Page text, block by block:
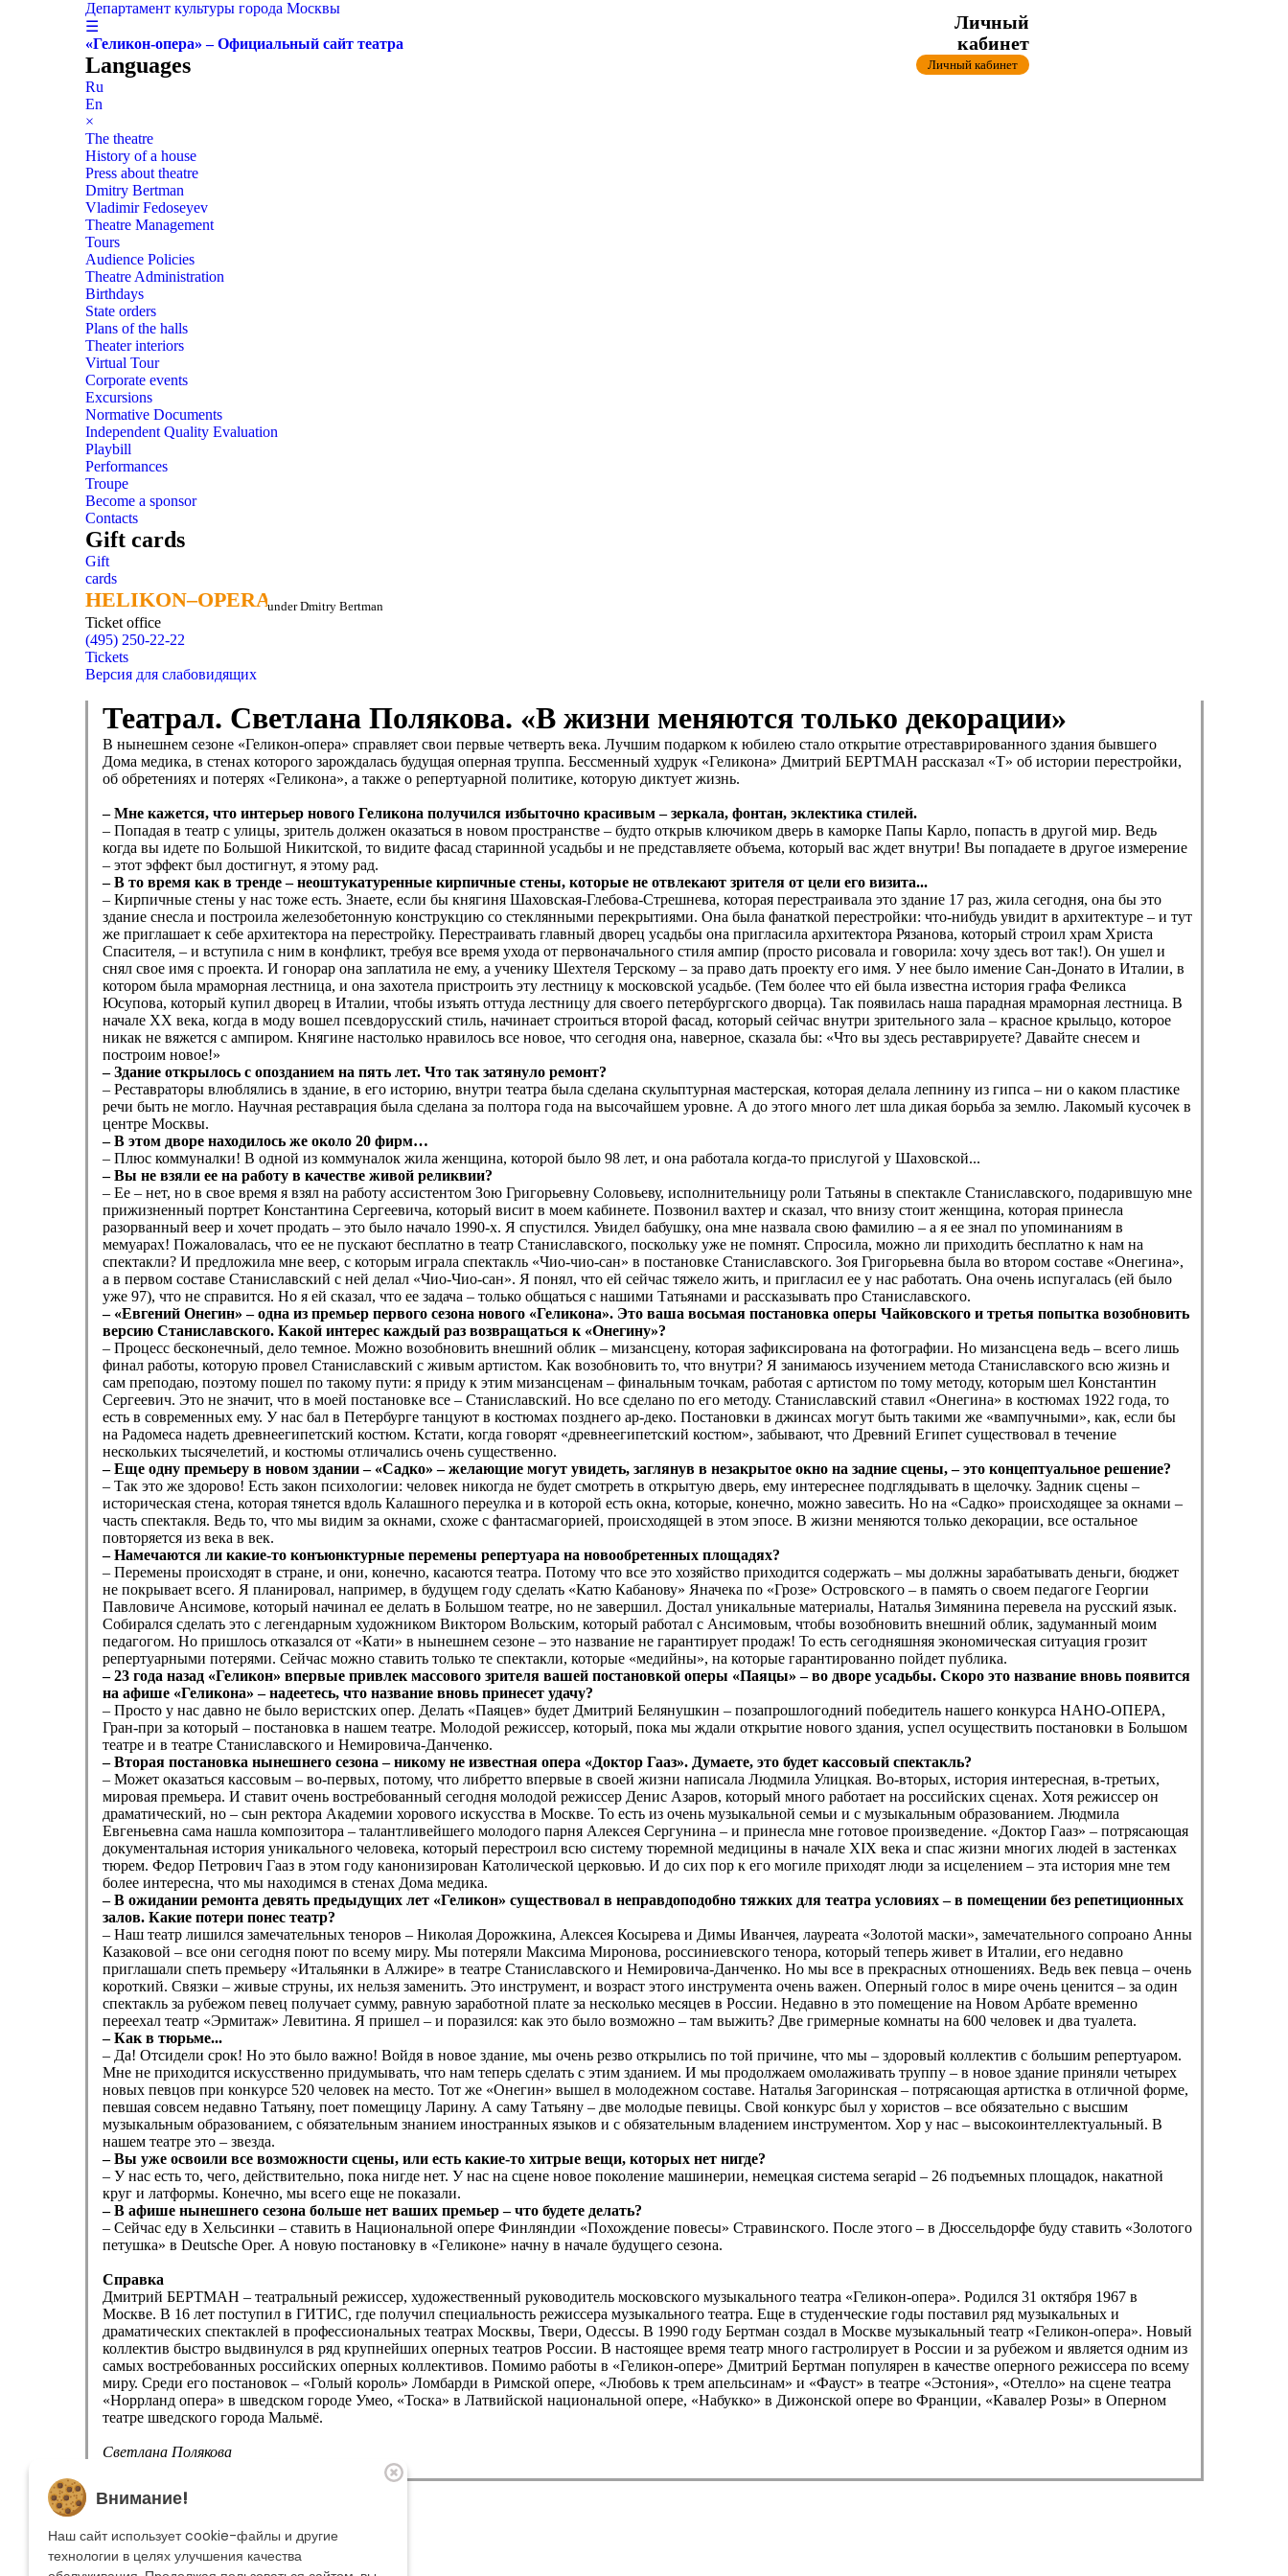
Департамент культуры города Москвы
☰
«Геликон-опера» – Официальный сайт театра
Languages
Ru
En
×
The theatre
History of a house
Press about theatre
Dmitry Bertman
Vladimir Fedoseyev
Theatre Management
Tours
Audience Policies
Theatre Administration
Birthdays
State orders
Plans of the halls
Theater interiors
Virtual Tour
Corporate events
Excursions
Normative Documents
Independent Quality Evaluation
Playbill
Performances
Troupe
Become a sponsor
Contacts
Gift cards
Gift
cards
HELIKON–OPERA
HELIKON–OPERAunder Dmitry Bertman
Ticket office
(495) 250-22-22
Личный
кабинет
Личный кабинет
Tickets
Версия для слабовидящих
Театрал. Светлана Полякова. «В жизни меняются только декорации»
В нынешнем сезоне «Геликон-опера» справляет свои первые четверть века. Лучшим подарком к юбилею стало открытие отреставрированного здания бывшего
Дома медика, в стенах которого зарождалась будущая оперная труппа. Бессменный худрук «Геликона» Дмитрий БЕРТМАН рассказал «Т» об истории перестройки,
об обретениях и потерях «Геликона», а также о репертуарной политике, которую диктует жизнь.
– Мне кажется, что интерьер нового Геликона получился избыточно красивым – зеркала, фонтан, эклектика стилей.
– Попадая в театр с улицы, зритель должен оказаться в новом пространстве – будто открыв ключиком дверь в каморке Папы Карло, попасть в другой мир. Ведь
когда вы идете по Большой Никитской, то видите фасад старинной усадьбы и не представляете объема, который вас ждет внутри! Вы попадаете в другое измерение
– этот эффект был достигнут, я этому рад.
– В то время как в тренде – неоштукатуренные кирпичные стены, которые не отвлекают зрителя от цели его визита...
– Кирпичные стены у нас тоже есть. Знаете, если бы княгиня Шаховская-Глебова-Стрешнева, которая перестраивала это здание 17 раз, жила сегодня, она бы это
здание снесла и построила железобетонную конструкцию со стеклянными перекрытиями. Она была фанаткой перестройки: что-нибудь увидит в архитектуре – и тут
же приглашает к себе архитектора на перестройку. Перестраивать главный дворец усадьбы она пригласила архитектора Рязанова, который строил храм Христа
Спасителя, – и вступила с ним в конфликт, требуя все время ухода от первоначального стиля ампир (просто рисовала и говорила: хочу здесь вот так!). Он ушел и
снял свое имя с проекта. И гонорар она заплатила не ему, а ученику Шехтеля Терскому – за право дать проекту его имя. У нее было имение Сан-Донато в Италии, в
котором была мраморная лестница, и она захотела пристроить эту лестницу к московской усадьбе. (Тем более что ей была известна история графа Феликса
Юсупова, который купил дворец в Италии, чтобы изъять оттуда лестницу для своего петербургского дворца). Так появилась наша парадная мраморная лестница. В
начале ХХ века, когда в моду вошел псевдорусский стиль, начинает строиться второй фасад, который сейчас внутри зрительного зала – красное крыльцо, которое
никак не вяжется с ампиром. Княгине настолько нравилось все новое, что сегодня она, наверное, сказала бы: «Что вы здесь реставрируете? Давайте снесем и
построим новое!»
– Здание открылось с опозданием на пять лет. Что так затянуло ремонт?
– Реставраторы влюблялись в здание, в его историю, внутри театра была сделана скульптурная мастерская, которая делала лепнину из гипса – ни о каком пластике
речи быть не могло. Научная реставрация была сделана за полтора года на высочайшем уровне. А до этого много лет шла дикая борьба за землю. Лакомый кусочек в
центре Москвы.
– В этом дворе находилось же около 20 фирм…
– Плюс коммуналки! В одной из коммуналок жила женщина, которой было 98 лет, и она работала когда-то прислугой у Шаховской...
– Вы не взяли ее на работу в качестве живой реликвии?
– Ее – нет, но в свое время я взял на работу ассистентом Зою Григорьевну Соловьеву, исполнительницу роли Татьяны в спектакле Станиславского, подарившую мне
прижизненный портрет Константина Сергеевича, который висит в моем кабинете. Позвонил вахтер и сказал, что внизу стоит женщина, которая принесла
разорванный веер и хочет продать – это было начало 1990-х. Я спустился. Увидел бабушку, она мне назвала свою фамилию – а я ее знал по упоминаниям в
мемуарах! Пожаловалась, что ее не пускают бесплатно в театр Станиславского, поскольку уже не помнят. Спросила, можно ли приходить бесплатно к нам на
спектакли? И предложила мне веер, с которым играла спектакль «Чио-чио-сан» в постановке Станиславского. Зоя Григорьевна была во втором составе «Онегина»,
а в первом составе Станиславский с ней делал «Чио-Чио-сан». Я понял, что ей сейчас тяжело жить, и пригласил ее у нас работать. Она очень испугалась (ей было
уже 97), что не справится. Но я ей сказал, что ее задача – только общаться с нашими Татьянами и рассказывать про Станиславского.
– «Евгений Онегин» – одна из премьер первого сезона нового «Геликона». Это ваша восьмая постановка оперы Чайковского и третья попытка возобновить
версию Станиславского. Какой интерес каждый раз возвращаться к «Онегину»?
– Процесс бесконечный, дело темное. Можно возобновить внешний облик – мизансцену, которая зафиксирована на фотографии. Но мизансцена ведь – всего лишь
финал работы, которую провел Станиславский с живым артистом. Как возобновить то, что внутри? Я занимаюсь изучением метода Станиславского всю жизнь и
сам преподаю, поэтому пошел по такому пути: я приду к этим мизансценам – финальным точкам, работая с артистом по тому методу, которым шел Константин
Сергеевич. Это не значит, что в моей постановке все – Станиславский. Но все сделано по его методу. Станиславский ставил «Онегина» в костюмах 1922 года, то
есть в современных ему. У нас бал в Петербурге танцуют в костюмах позднего ар-деко. Постановки в джинсах могут быть такими же «вампучными», как, если бы
на Радомеса надеть древнеегипетский костюм. Кстати, когда говорят «древнеегипетский костюм», забывают, что Древний Египет существовал в течение
нескольких тысячелетий, и костюмы отличались очень существенно.
– Еще одну премьеру в новом здании – «Садко» – желающие могут увидеть, заглянув в незакрытое окно на задние сцены, – это концептуальное решение?
– Так это же здорово! Есть закон психологии: человек никогда не будет смотреть в открытую дверь, ему интереснее подглядывать в щелочку. Задник сцены –
историческая стена, которая тянется вдоль Калашного переулка и в которой есть окна, которые, конечно, можно завесить. Но на «Садко» происходящее за окнами –
часть спектакля. Ведь то, что мы видим за окнами, схоже с фантасмагорией, происходящей в этом эпосе. В жизни меняются только декорации, все остальное
повторяется из века в век.
– Намечаются ли какие-то конъюнктурные перемены репертуара на новообретенных площадях?
– Перемены происходят в стране, и они, конечно, касаются театра. Потому что все это хозяйство приходится содержать – мы должны зарабатывать деньги, бюджет
не покрывает всего. Я планировал, например, в будущем году сделать «Катю Кабанову» Яначека по «Грозе» Островского – в память о своем педагоге Георгии
Павловиче Ансимове, который начинал ее делать в Большом театре, но не завершил. Достал уникальные материалы, Наталья Зимянина перевела на русский язык.
Собирался сделать это с легендарным художником Виктором Вольским, который работал с Ансимовым, чтобы возобновить внешний облик, задуманный моим
педагогом. Но пришлось отказался от «Кати» в нынешнем сезоне – это название не гарантирует продаж! То есть сегодняшняя экономическая ситуация грозит
репертуарными потерями. Сейчас можно ставить только те спектакли, которые «медийны», на которые гарантированно пойдет публика.
– 23 года назад «Геликон» впервые привлек массового зрителя вашей постановкой оперы «Паяцы» – во дворе усадьбы. Скоро это название вновь появится
на афише «Геликона» – надеетесь, что название вновь принесет удачу?
– Просто у нас давно не было веристских опер. Делать «Паяцев» будет Дмитрий Белянушкин – позапрошлогодний победитель нашего конкурса НАНО-ОПЕРА,
Гран-при за который – постановка в нашем театре. Молодой режиссер, который, пока мы ждали открытие нового здания, успел осуществить постановки в Большом
театре и в театре Станиславского и Немировича-Данченко.
– Вторая постановка нынешнего сезона – никому не известная опера «Доктор Гааз». Думаете, это будет кассовый спектакль?
– Может оказаться кассовым – во-первых, потому, что либретто впервые в своей жизни написала Людмила Улицкая. Во-вторых, история интересная, в-третьих,
мировая премьера. И ставит очень востребованный сегодня молодой режиссер Денис Азаров, который много работает на российских сценах. Хотя режиссер он
драматический, но – сын ректора Академии хорового искусства в Москве. То есть из очень музыкальной семьи и с музыкальным образованием. Людмила
Евгеньевна сама нашла композитора – талантливейшего молодого парня Алексея Сергунина – и принесла мне готовое произведение. «Доктор Гааз» – потрясающая
документальная история уникального человека, который перестроил всю систему тюремной медицины в начале XIX века и спас жизни многих людей в застенках
тюрем. Федор Петрович Гааз в этом году канонизирован Католической церковью. И до сих пор к его могиле приходят люди за исцелением – эта история мне тем
более интересна, что мы находимся в стенах Дома медика.
– В ожидании ремонта девять предыдущих лет «Геликон» существовал в неправдоподобно тяжких для театра условиях – в помещении без репетиционных
залов. Какие потери понес театр?
– Наш театр лишился замечательных теноров – Николая Дорожкина, Алексея Косырева и Димы Иванчея, лауреата «Золотой маски», замечательного сопроано Анны
Казаковой – все они сегодня поют по всему миру. Мы потеряли Максима Миронова, россиниевского тенора, который теперь живет в Италии, его недавно
приглашали спеть премьеру «Итальянки в Алжире» в театре Станиславского и Немировича-Данченко. Но мы все в прекрасных отношениях. Ведь век певца – очень
короткий. Связки – живые струны, их нельзя заменить. Это инструмент, и возраст этого инструмента очень важен. Оперный голос в мире очень ценится – за один
спектакль за рубежом певец получает сумму, равную заработной плате за несколько месяцев в России. Недавно в это помещение на Новом Арбате временно
переехал театр «Эрмитаж» Левитина. Я пришел – и поразился: как это было возможно – там выжить? Две гримерные комнаты на 600 человек и два туалета.
– Как в тюрьме...
– Да! Отсидели срок! Но это было важно! Войдя в новое здание, мы очень резво открылись по той причине, что мы – здоровый коллектив с большим репертуаром.
Мне не приходится искусственно придумывать, что нам теперь сделать с этим зданием. И мы продолжаем омолаживать труппу – в новое здание приняли четырех
новых певцов при конкурсе 520 человек на место. Тот же «Онегин» вышел в молодежном составе. Наталья Загоринская – потрясающая артистка в отличной форме,
певшая совсем недавно Татьяну, поет помещицу Ларину. А саму Татьяну – две молодые певицы. Свой конкурс был у хористов – все обязательно с высшим
музыкальным образованием, с обязательным знанием иностранных языков и с обязательным владением инструментом. Хор у нас – высокоинтеллектуальный. В
нашем театре это – звезда.
– Вы уже освоили все возможности сцены, или есть какие-то хитрые вещи, которых нет нигде?
– У нас есть то, чего, действительно, пока нигде нет. У нас на сцене новое поколение машинерии, немецкая система serapid – 26 подъемных площадок, накатной
круг и латформы. Конечно, мы всего еще не показали.
– В афише нынешнего сезона больше нет ваших премьер – что будете делать?
– Сейчас еду в Хельсинки – ставить в Национальной опере Финляндии «Похождение повесы» Стравинского. После этого – в Дюссельдорфе буду ставить «Золотого
петушка» в Deutsche Oper. А новую постановку в «Геликоне» начну в начале будущего сезона.
Справка
Дмитрий БЕРТМАН – театральный режиссер, художественный руководитель московского музыкального театра «Геликон-опера». Родился 31 октября 1967 в
Москве. В 16 лет поступил в ГИТИС, где получил специальность режиссера музыкального театра. Еще в студенческие годы поставил ряд музыкальных и
драматических спектаклей в профессиональных театрах Москвы, Твери, Одессы. В 1990 году Бертман создал в Москве музыкальный театр «Геликон-опера». Новый
коллектив быстро выдвинулся в ряд крупнейших оперных театров России. В настоящее время театр много гастролирует в России и за рубежом и является одним из
самых востребованных российских оперных коллективов. Помимо работы в «Геликон-опере» Дмитрий Бертман популярен в качестве оперного режиссера по всему
миру. Среди его постановок – «Голый король» Ломбарди в Римской опере, «Любовь к трем апельсинам» и «Фауст» в театре «Эстония», «Отелло» на сцене театра
«Норрланд опера» в шведском городе Умео, «Тоска» в Латвийской национальной опере, «Набукко» в Дижонской опере во Франции, «Кавалер Розы» в Оперном
театре шведского города Мальмё.
Светлана Полякова
The theatre
Playbill
Troupe
Become a sponsor
Внимание!
Наш сайт использует cookie-файлы и другие
технологии в целях улучшения качества